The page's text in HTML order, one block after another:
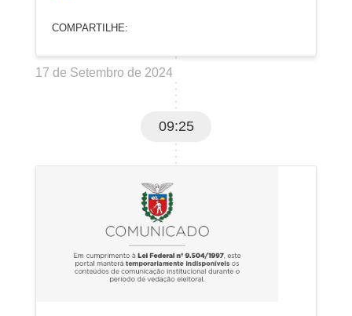
COMPARTILHE:
17 de Setembro de 2024
09:25